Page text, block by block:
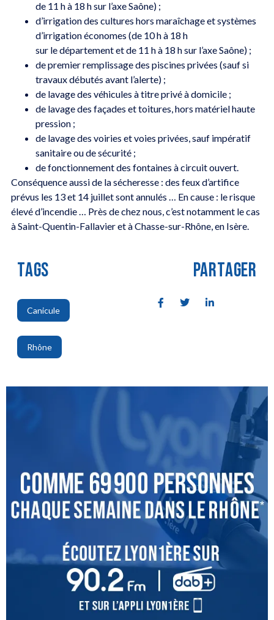
de 11 h à 18 h sur l’axe Saône) ;
d’irrigation des cultures hors maraîchage et systèmes
d’irrigation économes (de 10 h à 18 h
sur le département et de 11 h à 18 h sur l’axe Saône) ;
de premier remplissage des piscines privées (sauf si
travaux débutés avant l’alerte) ;
de lavage des véhicules à titre privé à domicile ;
de lavage des façades et toitures, hors matériel haute
pression ;
de lavage des voiries et voies privées, sauf impératif
sanitaire ou de sécurité ;
de fonctionnement des fontaines à circuit ouvert.
Conséquence aussi de la sécheresse : des feux d’artifice
prévus les 13 et 14 juillet sont annulés … En cause : le risque
élevé d’incendie … Près de chez nous, c’est notamment le cas
à Saint-Quentin-Fallavier et à Chasse-sur-Rhône, en Isère.
TAGS
Canicule
,
Rhône
PARTAGER